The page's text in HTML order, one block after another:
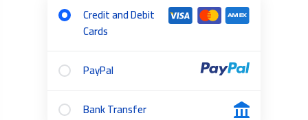
Credit and Debit
Cards
PayPal
Bank Transfer